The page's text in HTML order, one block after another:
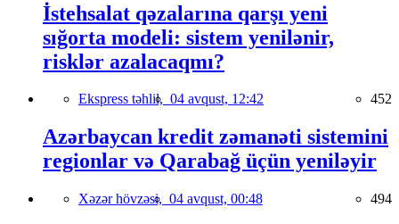
İstehsalat qəzalarına qarşı yeni
sığorta modeli: sistem yenilənir,
risklər azalacaqmı?
Ekspress təhlil, 04 avqust, 12:42 452
Azərbaycan kredit zəmanəti sistemini
regionlar və Qarabağ üçün yeniləyir
Xəzər hövzəsi, 04 avqust, 00:48 494